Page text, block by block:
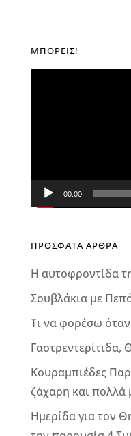
ΜΠΟΡΕΊΣ!
00:00
ΠΡΟΣΦΑΤΑ ΑΡΘΡΑ
Η αυτοφροντίδα
Σουβλάκια με
Τι να φορέσω
Κουραμπιέδες
ζάχαρη και πολλά
Ημερίδα για τον